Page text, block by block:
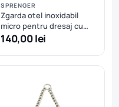
SPRENGER
Zgarda otel inoxidabil
micro pentru dresaj cu
eliberare rapida Sprenger
– 41 cm
140,00 lei